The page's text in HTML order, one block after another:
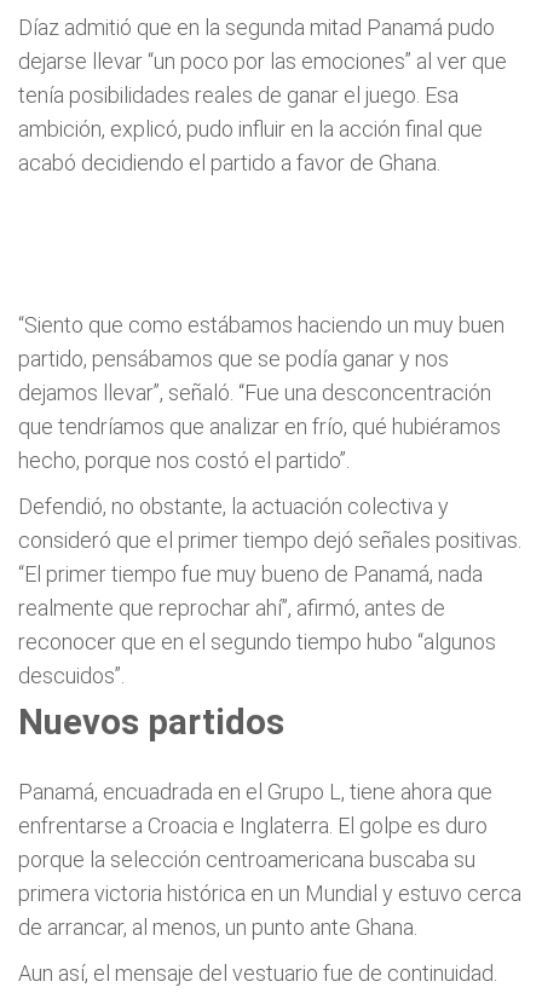
Díaz admitió que en la segunda mitad Panamá pudo
dejarse llevar “un poco por las emociones” al ver que
tenía posibilidades reales de ganar el juego. Esa
ambición, explicó, pudo influir en la acción final que
acabó decidiendo el partido a favor de Ghana.
“Siento que como estábamos haciendo un muy buen
partido, pensábamos que se podía ganar y nos
dejamos llevar”, señaló. “Fue una desconcentración
que tendríamos que analizar en frío, qué hubiéramos
hecho, porque nos costó el partido”.
Defendió, no obstante, la actuación colectiva y
consideró que el primer tiempo dejó señales positivas.
“El primer tiempo fue muy bueno de Panamá, nada
realmente que reprochar ahí”, afirmó, antes de
reconocer que en el segundo tiempo hubo “algunos
descuidos”.
Nuevos partidos
Panamá, encuadrada en el Grupo L, tiene ahora que
enfrentarse a Croacia e Inglaterra. El golpe es duro
porque la selección centroamericana buscaba su
primera victoria histórica en un Mundial y estuvo cerca
de arrancar, al menos, un punto ante Ghana.
Aun así, el mensaje del vestuario fue de continuidad.